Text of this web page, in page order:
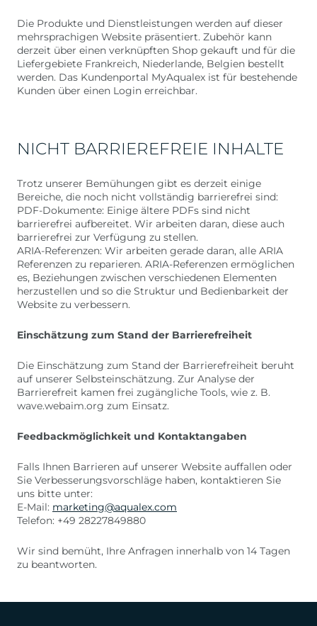
Die Produkte und Dienstleistungen werden auf dieser
mehrsprachigen Website präsentiert. Zubehör kann
derzeit über einen verknüpften Shop gekauft und für die
Liefergebiete Frankreich, Niederlande, Belgien bestellt
werden. Das Kundenportal MyAqualex ist für bestehende
Kunden über einen Login erreichbar.
NICHT BARRIEREFREIE INHALTE
Trotz unserer Bemühungen gibt es derzeit einige
Bereiche, die noch nicht vollständig barrierefrei sind:
PDF-Dokumente: Einige ältere PDFs sind nicht
barrierefrei aufbereitet. Wir arbeiten daran, diese auch
barrierefrei zur Verfügung zu stellen.
ARIA-Referenzen: Wir arbeiten gerade daran, alle ARIA
Referenzen zu reparieren. ARIA-Referenzen ermöglichen
es, Beziehungen zwischen verschiedenen Elementen
herzustellen und so die Struktur und Bedienbarkeit der
Website zu verbessern.
Einschätzung zum Stand der Barrierefreiheit
Die Einschätzung zum Stand der Barrierefreiheit beruht
auf unserer Selbsteinschätzung. Zur Analyse der
Barrierefreit kamen frei zugängliche Tools, wie z. B.
wave.webaim.org zum Einsatz.
Feedbackmöglichkeit und Kontaktangaben
Falls Ihnen Barrieren auf unserer Website auffallen oder
Sie Verbesserungsvorschläge haben, kontaktieren Sie
uns bitte unter:
E-Mail: marketing@aqualex.com
Telefon: +49 28227849880
Wir sind bemüht, Ihre Anfragen innerhalb von 14 Tagen
zu beantworten.